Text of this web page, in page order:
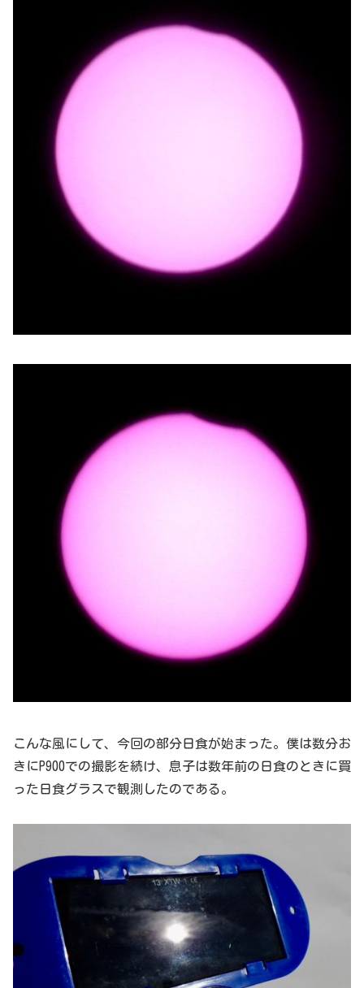
こんな風にして、今回の部分日食が始まった。僕は数分お
きにP900での撮影を続け、息子は数年前の日食のときに買
った日食グラスで観測したのである。